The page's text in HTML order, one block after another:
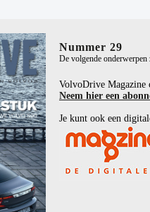
Nummer 29
De volgende onderwerpen
VolvoDrive Magazine
Neem hier een
Je kunt ook een